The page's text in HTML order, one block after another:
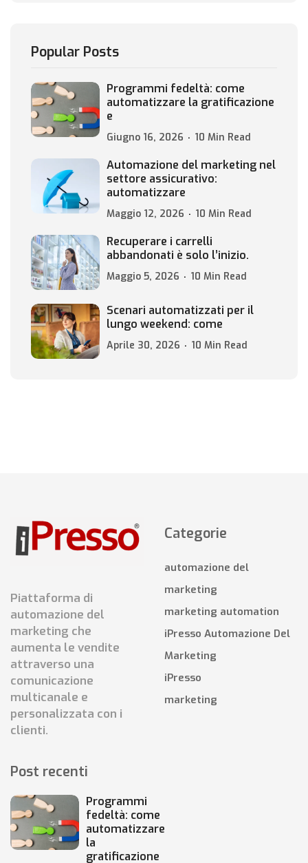
Popular Posts
Programmi fedeltà: come
automatizzare la gratificazione
e
Giugno 16, 2026 10 Min Read
Automazione del marketing nel
settore assicurativo:
automatizzare
Maggio 12, 2026 10 Min Read
Recuperare i carrelli
abbandonati è solo l’inizio.
Maggio 5, 2026 10 Min Read
Scenari automatizzati per il
lungo weekend: come
Aprile 30, 2026 10 Min Read
Piattaforma di
automazione del
marketing che
aumenta le vendite
attraverso una
comunicazione
multicanale e
personalizzata con i
clienti.
Categorie
automazione del
marketing
marketing automation
iPresso Automazione Del
Marketing
iPresso
marketing
Post recenti
Programmi
fedeltà: come
automatizzare
la
gratificazione